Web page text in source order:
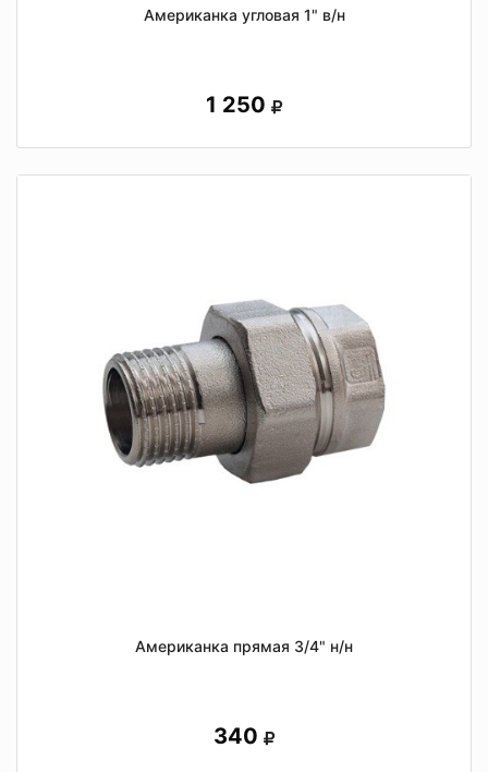
Американка угловая 1" в/н
1 250
Американка прямая 3/4" н/н
340